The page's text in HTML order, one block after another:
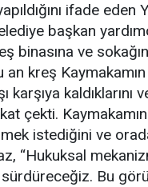
ifade
başkan
binasına ve
an kreş
karşıya
çekti.
istediğini ve
“Hukuksal
Bu